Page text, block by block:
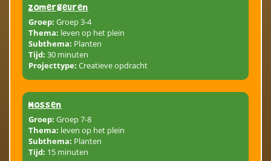
Zomergeuren
Groep: Groep 3-4
Thema: leven op het plein
Subthema: Planten
Tijd: 30 minuten
Projecttype: Creatieve opdracht
Mossen
Groep: Groep 7-8
Thema: leven op het plein
Subthema: Planten
Tijd: 15 minuten